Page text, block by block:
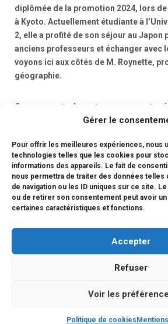
Gérer le
Pour offrir les meilleures expériences, nous
technologies telles que les cookies pour
informations des appareils. Le fait de
nous permettra de traiter des données telles
de navigation ou les ID uniques sur ce site.
ou de retirer son consentement peut avoir
certaines caractéristiques et fonctions.
Accepter
Refuser
Voir les
Politique de cookies
diplômée de la promotion 2024, lors
à Kyoto. Actuellement étudiante à l’
2, elle a profité de son séjour au Japon
anciens professeurs et échanger avec
voyons ici aux côtés de M. Roynette,
géographie.
Ces moments de partage nous sont
élèves font partie de l’histoire du lycée
pleine réussite dans la poursuite de
universitaire.
#alumni
Copyright © 2026 LFI KYOTO